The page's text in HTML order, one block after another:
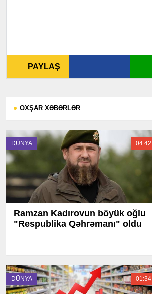
PAYLAŞ
OXŞAR XƏBƏRLƏR
DÜNYA 04:42
Ramzan Kadırovun böyük oğlu
"Respublika Qəhrəmanı" oldu
DÜNYA 01:34